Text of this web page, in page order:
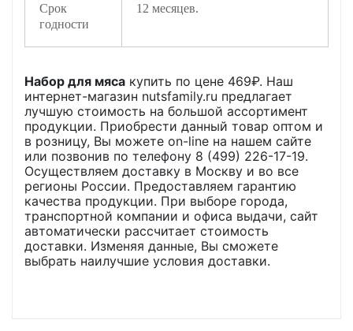
Срок
годности
12 месяцев.
Набор для мяса купить по цене 469₽. Наш
интернет-магазин nutsfamily.ru предлагает
лучшую стоимость на большой ассортимент
продукции. Приобрести данный товар оптом и
в розницу, Вы можете on-line на нашем сайте
или позвонив по телефону 8 (499) 226-17-19.
Осуществляем доставку в Москву и во все
регионы России. Предоставляем гарантию
качества продукции. При выборе города,
транспортной компании и офиса выдачи, сайт
автоматически рассчитает стоимость
доставки. Изменяя данные, Вы сможете
выбрать наилучшие условия доставки.